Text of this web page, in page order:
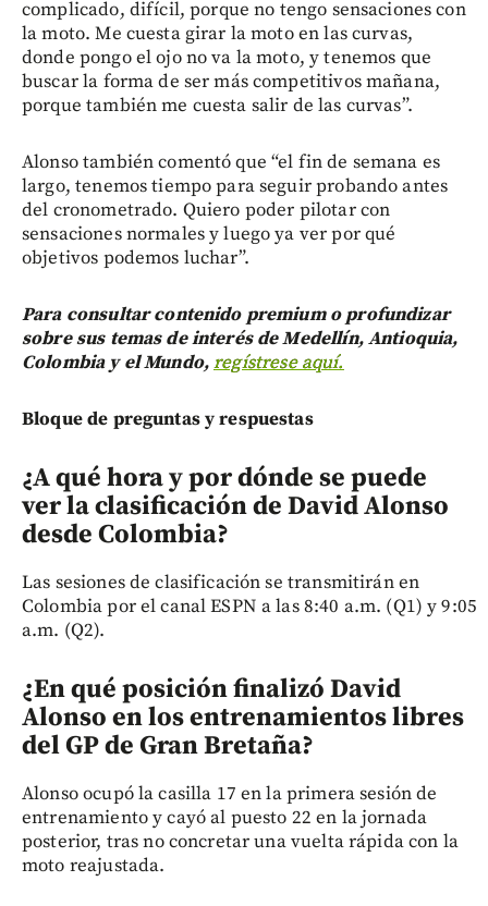
complicado, difícil, porque no tengo sensaciones con
la moto. Me cuesta girar la moto en las curvas,
donde pongo el ojo no va la moto, y tenemos que
buscar la forma de ser más competitivos mañana,
porque también me cuesta salir de las curvas”.
Alonso también comentó que “el fin de semana es
largo, tenemos tiempo para seguir probando antes
del cronometrado. Quiero poder pilotar con
sensaciones normales y luego ya ver por qué
objetivos podemos luchar”.
Para consultar contenido premium o profundizar
sobre sus temas de interés de Medellín, Antioquia,
Colombia y el Mundo,regístrese aquí.
Bloque de preguntas y respuestas
¿A qué hora y por dónde se puede
ver la clasificación de David Alonso
desde Colombia?
Las sesiones de clasificación se transmitirán en
Colombia por el canal ESPN a las 8:40 a.m. (Q1) y 9:05
a.m. (Q2).
¿En qué posición finalizó David
Alonso en los entrenamientos libres
del GP de Gran Bretaña?
Alonso ocupó la casilla 17 en la primera sesión de
entrenamiento y cayó al puesto 22 en la jornada
posterior, tras no concretar una vuelta rápida con la
moto reajustada.